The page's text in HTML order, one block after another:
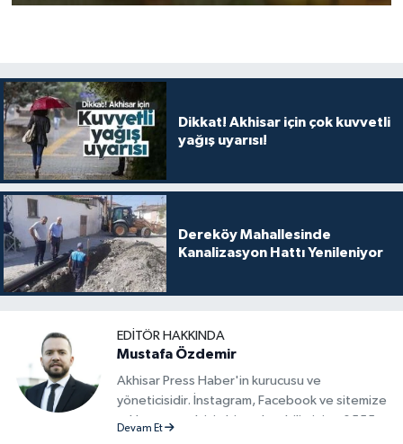
Dikkat! Akhisar için çok kuvvetli
yağış uyarısı!
Dereköy Mahallesinde
Kanalizasyon Hattı Yenileniyor
EDITÖR HAKKINDA
Mustafa Özdemir
Akhisar Press Haber'in kurucusu ve
yöneticisidir. İnstagram, Facebook ve sitemize
reklam vermek için bize ulaşabilirsiniz - 0555
Devam Et